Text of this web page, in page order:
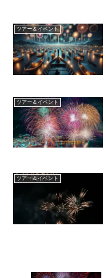
ツアー＆イベント
ツアー＆イベント
ツアー＆イベント